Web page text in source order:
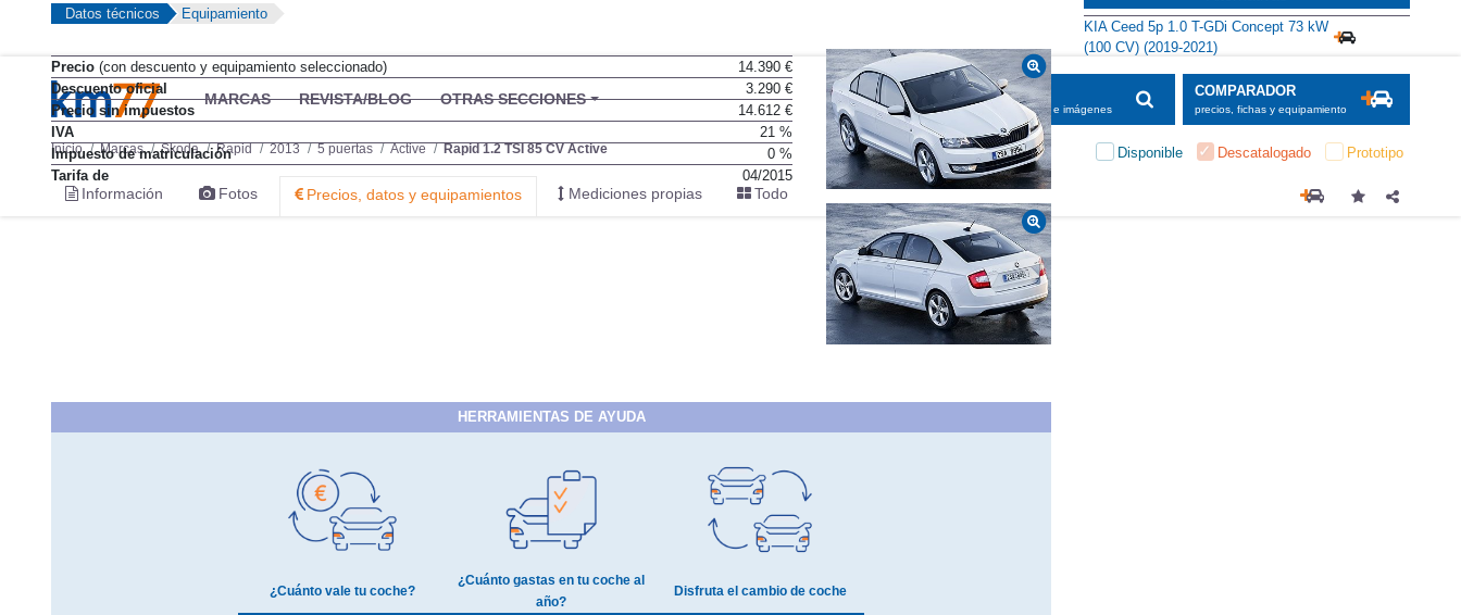
MARCAS REVISTA/BLOG OTRAS SECCIONES BUSCADOR
informaciones, fichas e imágenes
COMPARADOR
precios, fichas y equipamiento
Inicio Marcas Skoda Rapid 2013 5 puertas Active Rapid 1.2 TSI 85 CV Active Disponible Descatalogado Prototipo
Información Fotos Precios, datos y equipamientos Mediciones propias Todo
Datos técnicos Equipamiento
Precio (con descuento y equipamiento seleccionado)
14.390 €
Descuento oficial
3.290 €
Precio sin impuestos
14.612 €
IVA
21 %
Impuesto de matriculación
0 %
Tarifa de
04/2015
HERRAMIENTAS DE AYUDA
¿Cuánto vale tu coche?
¿Cuánto gastas en tu coche al
año?
Disfruta el cambio de coche
KIA Ceed 5p 1.0 T-GDi Concept 73 kW
(100 CV) (2019-2021)